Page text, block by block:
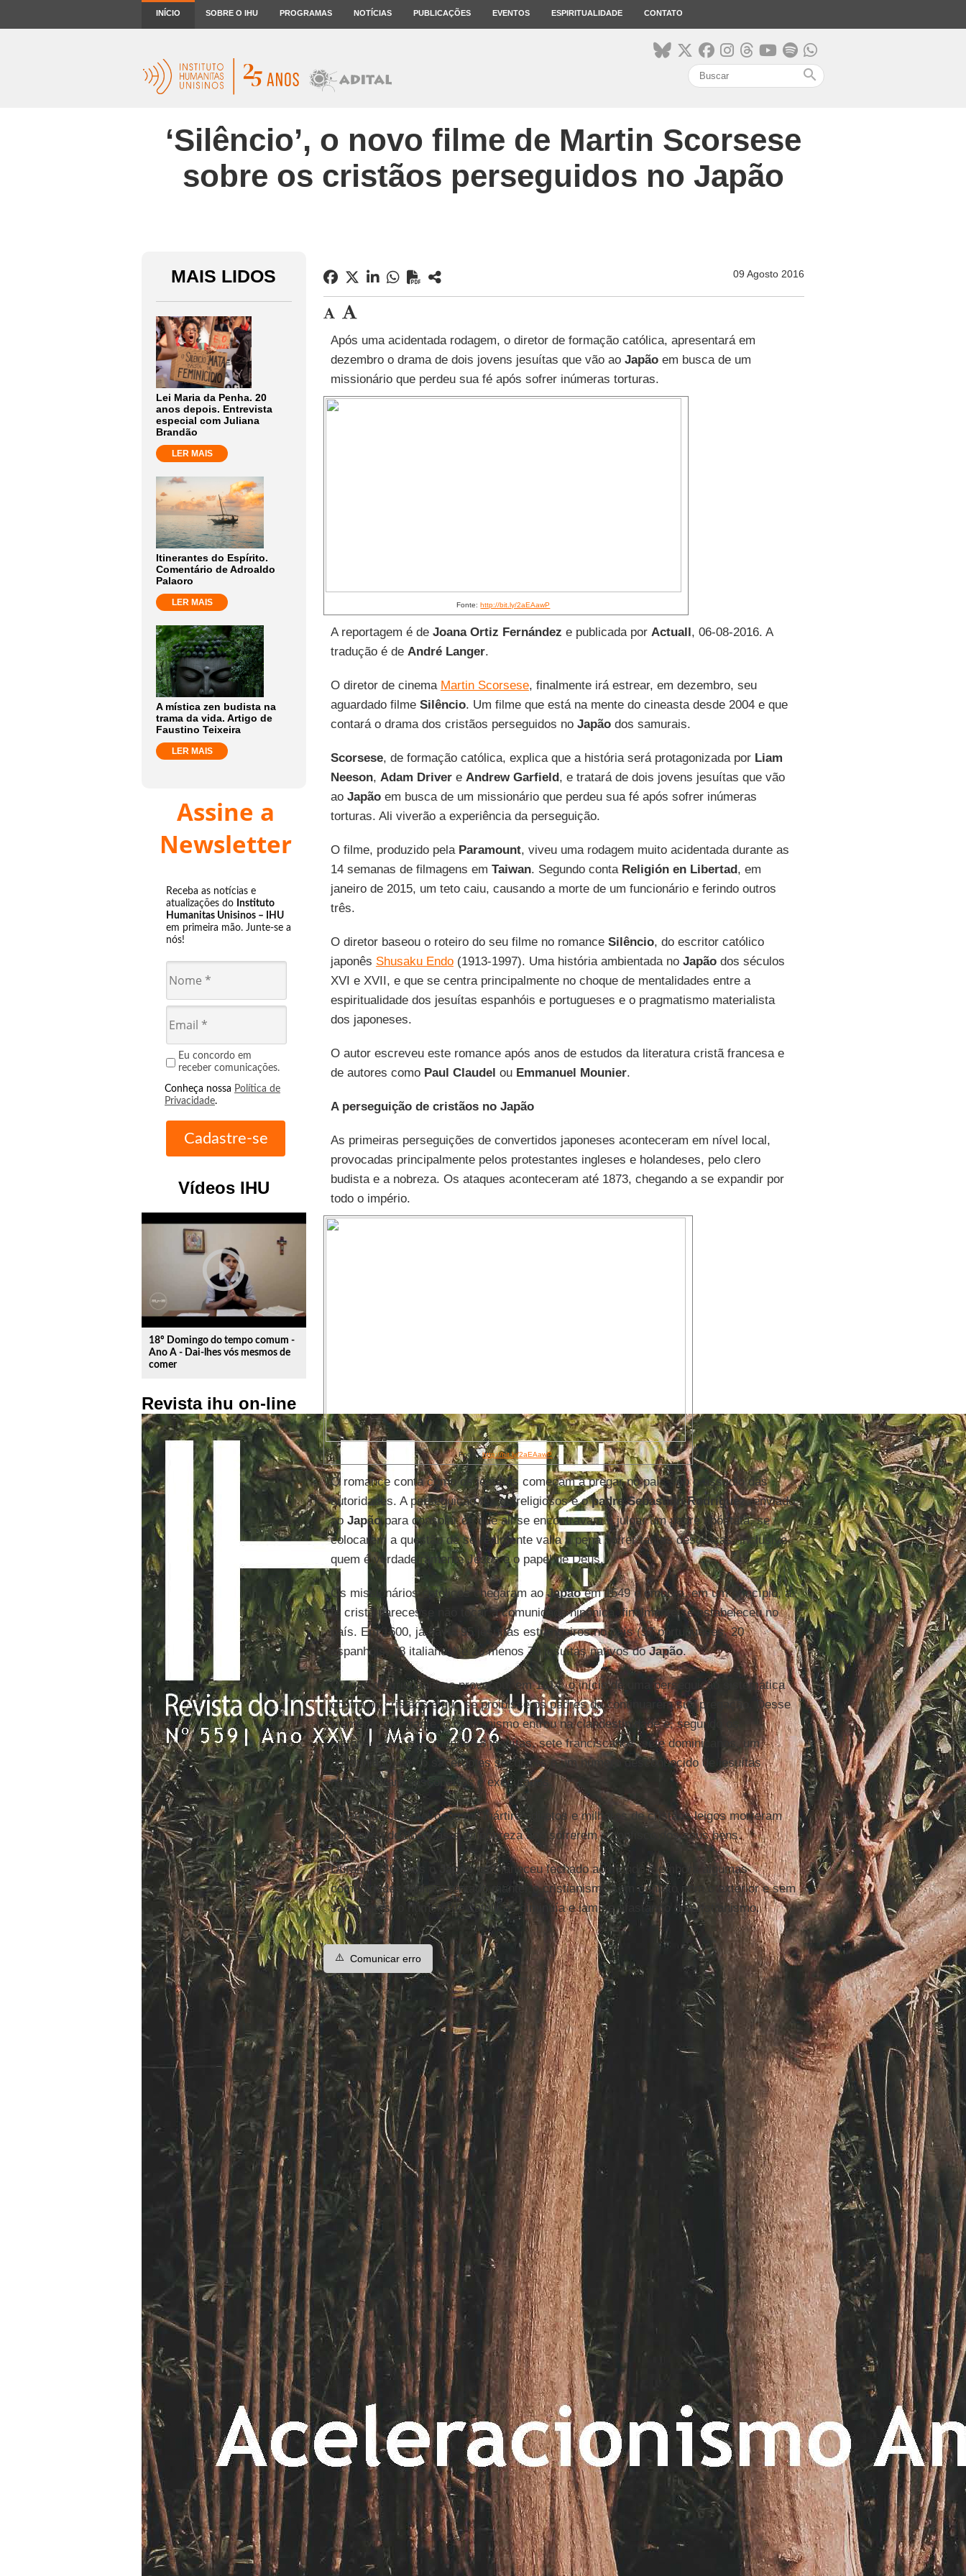
INÍCIO SOBRE O IHU PROGRAMAS NOTÍCIAS PUBLICAÇÕES EVENTOS ESPIRITUALIDADE CONTATO
search
‘Silêncio’, o novo filme de Martin Scorsese
sobre os cristãos perseguidos no Japão
MAIS LIDOS
Lei Maria da Penha. 20
anos depois. Entrevista
especial com Juliana
Brandão
LER MAIS
Itinerantes do Espírito.
Comentário de Adroaldo
Palaoro
LER MAIS
A mística zen budista na
trama da vida. Artigo de
Faustino Teixeira
LER MAIS
Assine a
Newsletter
Receba as notícias e
atualizações do Instituto
Humanitas Unisinos – IHU
em primeira mão. Junte-se a
nós!
Eu concordo em
receber comunicações.
Conheça nossa Política de
Privacidade.
Vídeos IHU
play_circle_outline
18º Domingo do tempo comum -
Ano A - Dai-lhes vós mesmos de
comer
Revista ihu on-line
09 Agosto 2016
Após uma acidentada rodagem, o diretor de formação católica, apresentará em
dezembro o drama de dois jovens jesuítas que vão ao Japãoem busca de um
missionário que perdeu sua fé após sofrer inúmeras torturas.
Fonte:http://bit.ly/2aEAawP
A reportagem é de Joana Ortiz Fernández e publicada por Actuall, 06-08-2016. A
tradução é de André Langer.
O diretor de cinema Martin Scorsese, finalmente irá estrear, em dezembro, seu
aguardado filme Silêncio. Um filme que está na mente do cineasta desde 2004 e que
contará o drama dos cristãos perseguidos no Japãodos samurais.
Scorsese, de formação católica, explica que a história será protagonizada por Liam
Neeson, Adam Drivere Andrew Garfield, e tratará de dois jovens jesuítas que vão
ao Japãoem busca de um missionário que perdeu sua fé após sofrer inúmeras
torturas. Ali viverão a experiência da perseguição.
O filme, produzido pela Paramount, viveu uma rodagem muito acidentada durante as
14 semanas de filmagens em Taiwan. Segundo conta Religión en Libertad, em
janeiro de 2015, um teto caiu, causando a morte de um funcionário e ferindo outros
três.
O diretor baseou o roteiro do seu filme no romance Silêncio, do escritor católico
japonês Shusaku Endo(1913-1997). Uma história ambientada no Japãodos séculos
XVI e XVII, e que se centra principalmente no choque de mentalidades entre a
espiritualidade dos jesuítas espanhóis e portugueses e o pragmatismo materialista
dos japoneses.
O autor escreveu este romance após anos de estudos da literatura cristã francesa e
de autores como Paul Claudel ou Emmanuel Mounier.
A perseguição de cristãos no Japão
As primeiras perseguições de convertidos japoneses aconteceram em nível local,
provocadas principalmente pelos protestantes ingleses e holandeses, pelo clero
budista e a nobreza. Os ataques aconteceram até 1873, chegando a se expandir por
todo o império.
Fonte:http://bit.ly/2aEAawP
O romance conta como os jesuítas começam a pregar no país sob o assédio das
autoridades. A perseguição fez os religiosos e opadre Sebastián Rodríguez, enviado
ao Japãopara consolar os que ali se encontravam e julgar um padre apóstata, se
colocarem a questão de se realmente valia a pena sofrer tantas desgraças, inclusive
quem é verdadeiramente Jesus e o papel de Deus.
Os missionários católicos chegaram aoJapãoem 1549 e embora, em um princípio, a
fé cristã parecesse não tocar a comunidade nipônica, finalmente se estabeleceu no
país. Em 1600, já havia 95 jesuítas estrangeiros no país (57 portugueses, 20
espanhóis, 18 italianos) e ao menos 70 jesuítas nativos doJapão.
O auge do cristianismo provocou, em 1614, o início de uma perseguição sistemática
contra os cristãos e que se proibisse os padres de continuarem sua pregação. Desse
momento em diante, o cristianismo entrou na clandestinidade e, segundo os
historiadores, pelo menos 18 jesuítas, sete franciscanos, sete dominicanos, um
agostiniano, cinco sacerdotes seculares e um número desconhecido de jesuítas
nativos foram descobertos e executados.
A perseguição provocou mil mártires diretos e milhares de cristãos leigos morreram
por causa de doenças e da pobreza aos sofrerem o confisco dos seus bens.
Durante 240 anos o Japãopermaneceu fechado ao mundo e embora algumas
comunidades tenham tentado manter o cristianismo sem contato com o exterior e sem
sacerdotes, o número de católicos diminuía e iam se afastando do cristianismo.
⚠️ Comunicar erro